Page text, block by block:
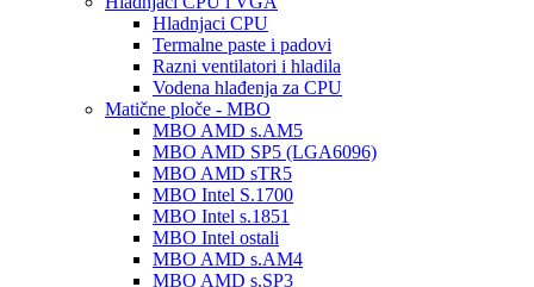
Hladnjaci CPU
Termalne paste i padovi
Razni ventilatori i hladila
Vodena hlađenja za CPU
Matične ploče - MBO
MBO AMD s.AM5
MBO AMD SP5 (LGA6096)
MBO AMD sTR5
MBO Intel S.1700
MBO Intel s.1851
MBO Intel ostali
MBO AMD s.AM4
MBO AMD s.SP3